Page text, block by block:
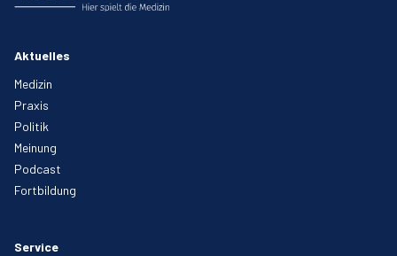
Aktuelles
Medizin
Praxis
Politik
Meinung
Podcast
Fortbildung
Service